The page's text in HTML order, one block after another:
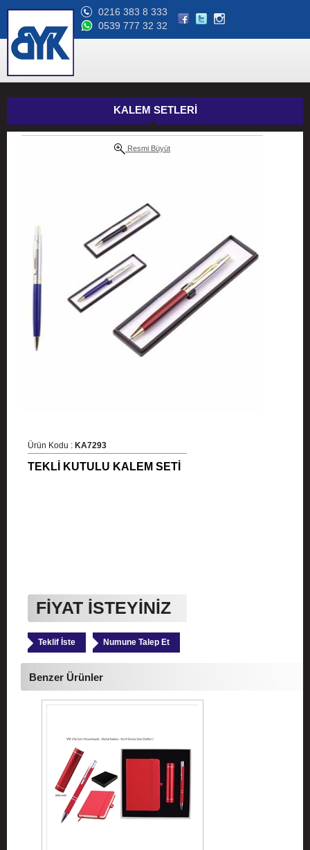
0216 383 8 333
0539 777 32 32
KALEM SETLERİ
Resmi Büyüt
Ürün Kodu : KA7293
TEKLİ KUTULU KALEM SETİ
FİYAT İSTEYİNİZ
Numune Talep Et
Teklif İste
Benzer Ürünler